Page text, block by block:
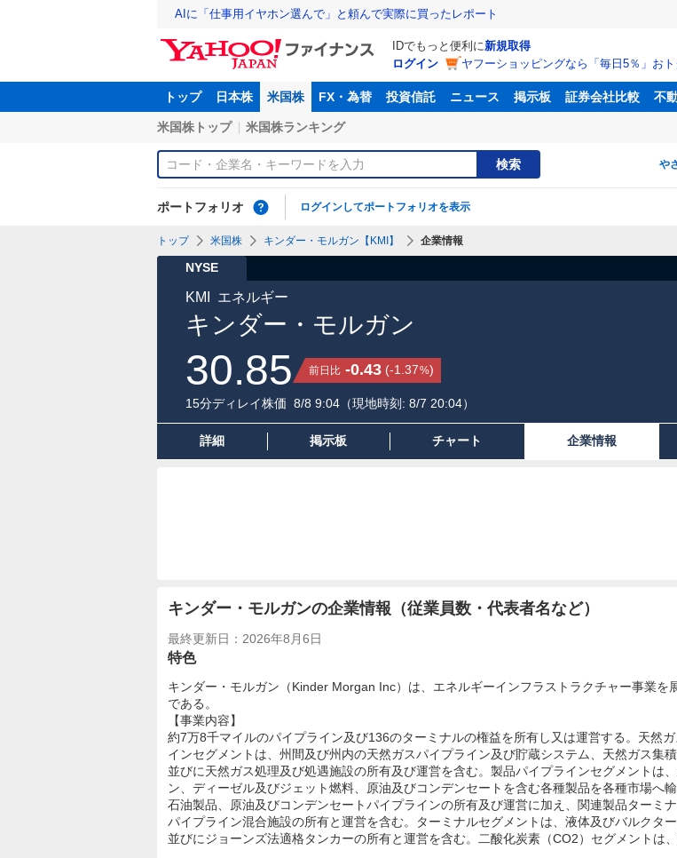
AIに「仕事用イヤホン選んで」と頼んで実際に買ったレポート
IDでもっと便利に新規取得
ログイン
ヤフーショッピングなら「毎日5％」おト
トップ 日本株 米国株 FX・為替 投資信託 ニュース 掲示板 証券会社比較 不
米国株トップ 米国株ランキング
検索 や
ポートフォリオ ログインしてポートフォリオを表示
トップ 米国株 キンダー・モルガン【KMI】 企業情報
NYSE
キンダー・モルガン
KMI エネルギー
30.85 前日比 -0.43 (-1.37%)
15分ディレイ株価 8/8 9:04 （現地時刻: 8/7 20:04）
詳細 掲示板 チャート 企業情報
キンダー・モルガンの企業情報（従業員数・代表者名など）
最終更新日：2026年8月6日
特色
キンダー・モルガン（Kinder Morgan Inc）は、エネルギーインフラストラクチャー事業を
である。
【事業内容】
約7万8千マイルのパイプライン及び136のターミナルの権益を所有し又は運営する。天然
インセグメントは、州間及び州内の天然ガスパイプライン及び貯蔵システム、天然ガス集積
並びに天然ガス処理及び処遇施設の所有及び運営を含む。製品パイプラインセグメントは
ン、ディーゼル及びジェット燃料、原油及びコンデンセートを含む各種製品を各種市場へ
石油製品、原油及びコンデンセートパイプラインの所有及び運営に加え、関連製品ターミ
パイプライン混合施設の所有と運営を含む。ターミナルセグメントは、液体及びバルクタ
並びにジョーンズ法適格タンカーの所有と運営を含む。二酸化炭素（CO2）セグメントは、